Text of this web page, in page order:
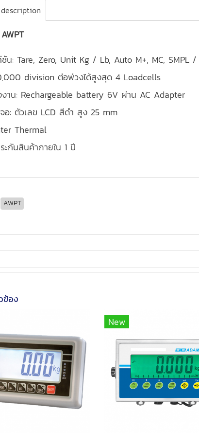
น: Tare, Zero, Unit Kg / Lb, Auto M+, MC, SMPL /
division ต่อพ่วงได้สูงสุด 4 Loadcells
าน: Rechargeable battery 6V ผ่าน AC Adapter
อ: ตัวเลข LCD สีดำ สูง 25 mm
Thermal
ะกันสินค้าภายใน 1 ปี
AWPT
ข้อง
New